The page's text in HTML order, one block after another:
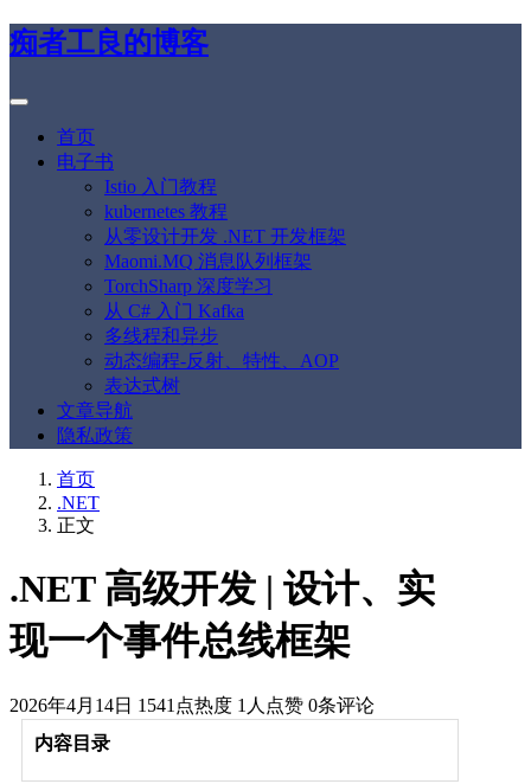
痴者工良的博客
首页
电子书
Istio 入门教程
kubernetes 教程
从零设计开发 .NET 开发框架
Maomi.MQ 消息队列框架
TorchSharp 深度学习
从 C# 入门 Kafka
多线程和异步
动态编程-反射、特性、AOP
表达式树
文章导航
隐私政策
首页
.NET
正文
.NET 高级开发 | 设计、实
现一个事件总线框架
2026年4月14日 1541点热度 1人点赞 0条评论
内容目录